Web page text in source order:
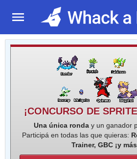
¡CONCURSO DE
Una única ronday un ganador
Participá en todas las que quieras:
Trainer, GBC ¡y